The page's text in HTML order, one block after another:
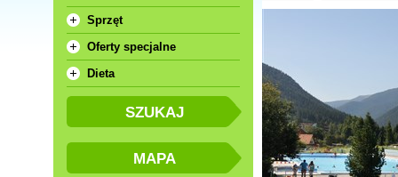
Sprzęt
Oferty specjalne
Dieta